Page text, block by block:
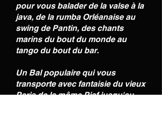
pour vous balader de la valse à la
java, de la rumba Orléanaise au
swing de Pantin, des chants
marins du bout du monde au
tango du bout du bar.
Un Bal populaire qui vous
transporte avec fantaisie du vieux
Paris de la môme Piaf jusqu'au